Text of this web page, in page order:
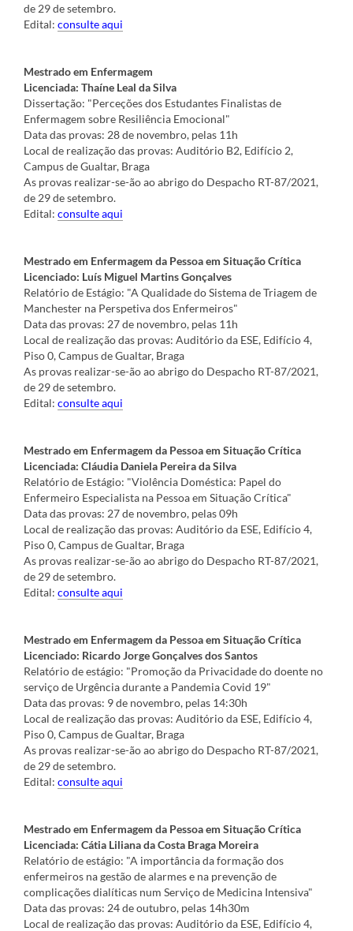
de 29 de setembro.
Edital: consulte aqui
Mestrado em Enfermagem
Licenciada: Thaíne Leal da Silva
Dissertação: "Perceções dos Estudantes Finalistas de
Enfermagem sobre Resiliência Emocional"
Data das provas: 28 de novembro, pelas 11h
Local de realização das provas: Auditório B2, Edifício 2,
Campus de Gualtar, Braga
As provas realizar-se-ão ao abrigo do Despacho RT-87/2021,
de 29 de setembro.
Edital: consulte aqui
Mestrado em Enfermagem da Pessoa em Situação Crítica
Licenciado: Luís Miguel Martins Gonçalves
Relatório de Estágio: "A Qualidade do Sistema de Triagem de
Manchester na Perspetiva dos Enfermeiros"
Data das provas: 27 de novembro, pelas 11h
Local de realização das provas: Auditório da ESE, Edifício 4,
Piso 0, Campus de Gualtar, Braga
As provas realizar-se-ão ao abrigo do Despacho RT-87/2021,
de 29 de setembro.
Edital: consulte aqui
Mestrado em Enfermagem da Pessoa em Situação Crítica
Licenciada: Cláudia Daniela Pereira da Silva
Relatório de Estágio: "Violência Doméstica: Papel do
Enfermeiro Especialista na Pessoa em Situação Crítica"
Data das provas: 27 de novembro, pelas 09h
Local de realização das provas: Auditório da ESE, Edifício 4,
Piso 0, Campus de Gualtar, Braga
As provas realizar-se-ão ao abrigo do Despacho RT-87/2021,
de 29 de setembro.
Edital: consulte aqui
Mestrado em Enfermagem da Pessoa em Situação Crítica
Licenciado: Ricardo Jorge Gonçalves dos Santos
Relatório de estágio: "Promoção da Privacidade do doente no
serviço de Urgência durante a Pandemia Covid 19"
Data das provas: 9 de novembro, pelas 14:30h
Local de realização das provas: Auditório da ESE, Edifício 4,
Piso 0, Campus de Gualtar, Braga
As provas realizar-se-ão ao abrigo do Despacho RT-87/2021,
de 29 de setembro.
Edital: consulteaqui
Mestrado em Enfermagem da Pessoa em Situação Crítica
Licenciada: Cátia Liliana da Costa Braga Moreira
Relatório de estágio: "A importância da formação dos
enfermeiros na gestão de alarmes e na prevenção de
complicações dialíticas num Serviço de Medicina Intensiva"
Data das provas: 24 de outubro, pelas 14h30m
Local de realização das provas: Auditório da ESE, Edifício 4,